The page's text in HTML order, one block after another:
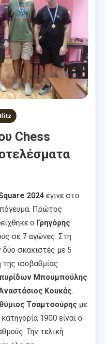
Chess
2024 έγινε στο
Πρώτος
ο Γρηγόρης
σε 7 αγώνες. Στη
σκακιστές με 5
ισοβαθμίας
Μπουμπούλης
Κουκάς.
Τσαμτσούρης με
1900 είναι ο
Την τελική